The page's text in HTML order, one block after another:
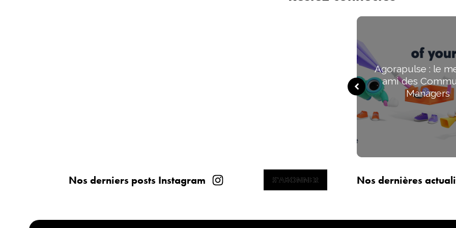
Nos derniers posts Instagram S'ABONNER
S'ABONNER
Agorapulse : le
ami des
Managers
Nos dernières